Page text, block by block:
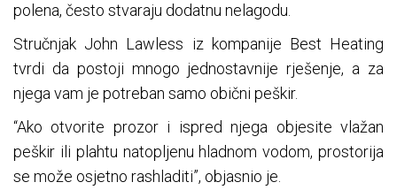
polena, često stvaraju dodatnu nelagodu.
Stručnjak John Lawless iz kompanije Best Heating
tvrdi da postoji mnogo jednostavnije rješenje, a za
njega vam je potreban samo obični peškir.
“Ako otvorite prozor i ispred njega objesite vlažan
peškir ili plahtu natopljenu hladnom vodom, prostorija
se može osjetno rashladiti”, objasnio je.